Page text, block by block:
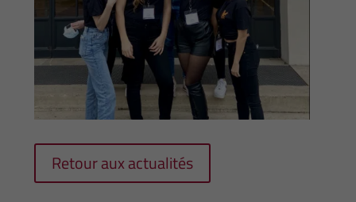
Retour aux actualités